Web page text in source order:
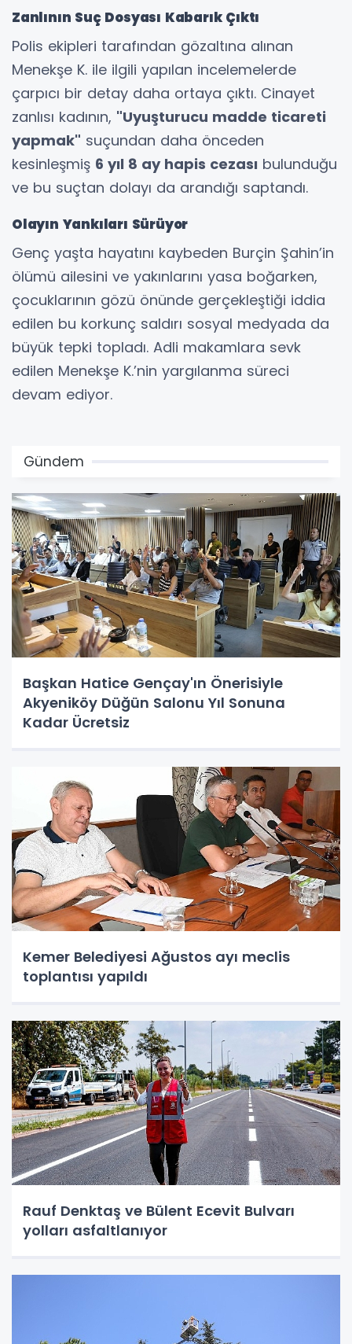
Zanlının Suç Dosyası Kabarık Çıktı
Polis ekipleri tarafından gözaltına alınan
Menekşe K. ile ilgili yapılan incelemelerde
çarpıcı bir detay daha ortaya çıktı. Cinayet
zanlısı kadının, "Uyuşturucu madde ticareti
yapmak" suçundan daha önceden
kesinleşmiş 6 yıl 8 ay hapis cezası bulunduğu
ve bu suçtan dolayı da arandığı saptandı.
Olayın Yankıları Sürüyor
Genç yaşta hayatını kaybeden Burçin Şahin’in
ölümü ailesini ve yakınlarını yasa boğarken,
çocuklarının gözü önünde gerçekleştiği iddia
edilen bu korkunç saldırı sosyal medyada da
büyük tepki topladı. Adli makamlara sevk
edilen Menekşe K.’nin yargılanma süreci
devam ediyor.
Gündem
Başkan Hatice Gençay'ın Önerisiyle
Akyeniköy Düğün Salonu Yıl Sonuna
Kadar Ücretsiz
Kemer Belediyesi Ağustos ayı meclis
toplantısı yapıldı
Rauf Denktaş ve Bülent Ecevit Bulvarı
yolları asfaltlanıyor